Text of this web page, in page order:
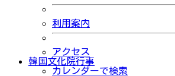
利用案内
アクセス
韓国文化院行事
カレンダーで検索